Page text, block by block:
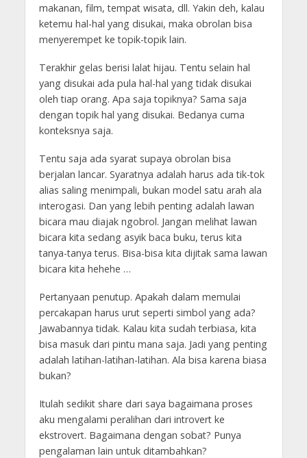
makanan, film, tempat wisata, dll. Yakin deh, kalau
ketemu hal-hal yang disukai, maka obrolan bisa
menyerempet ke topik-topik lain.
Terakhir gelas berisi lalat hijau. Tentu selain hal
yang disukai ada pula hal-hal yang tidak disukai
oleh tiap orang. Apa saja topiknya? Sama saja
dengan topik hal yang disukai. Bedanya cuma
konteksnya saja.
Tentu saja ada syarat supaya obrolan bisa
berjalan lancar. Syaratnya adalah harus ada tik-tok
alias saling menimpali, bukan model satu arah ala
interogasi. Dan yang lebih penting adalah lawan
bicara mau diajak ngobrol. Jangan melihat lawan
bicara kita sedang asyik baca buku, terus kita
tanya-tanya terus. Bisa-bisa kita dijitak sama lawan
bicara kita hehehe …
Pertanyaan penutup. Apakah dalam memulai
percakapan harus urut seperti simbol yang ada?
Jawabannya tidak. Kalau kita sudah terbiasa, kita
bisa masuk dari pintu mana saja. Jadi yang penting
adalah latihan-latihan-latihan. Ala bisa karena biasa
bukan?
Itulah sedikit share dari saya bagaimana proses
aku mengalami peralihan dari introvert ke
ekstrovert. Bagaimana dengan sobat? Punya
pengalaman lain untuk ditambahkan?